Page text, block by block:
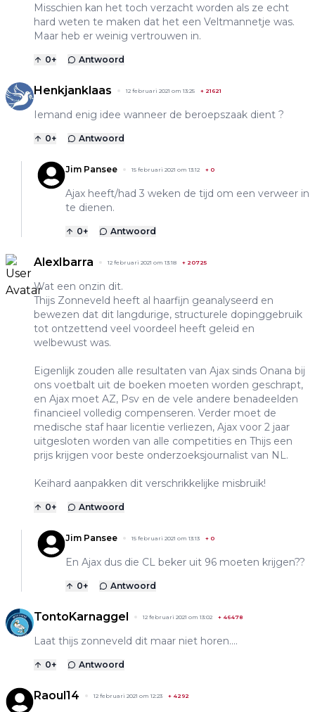
Misschien kan het toch verzacht worden als ze echt
hard weten te maken dat het een Veltmannetje was.
Maar heb er weinig vertrouwen in.
0+ Antwoord
Henkjanklaas 12 februari 2021 om 13:25 + 21621
Iemand enig idee wanneer de beroepszaak dient ?
0+ Antwoord
Jim Pansee 15 februari 2021 om 13:12 + 0
Ajax heeft/had 3 weken de tijd om een verweer in
te dienen.
0+ Antwoord
AlexIbarra 12 februari 2021 om 13:18 + 20725
Wat een onzin dit.
Thijs Zonneveld heeft al haarfijn geanalyseerd en
bewezen dat dit langdurige, structurele dopinggebruik
tot ontzettend veel voordeel heeft geleid en
welbewust was.
Eigenlijk zouden alle resultaten van Ajax sinds Onana bij
ons voetbalt uit de boeken moeten worden geschrapt,
en Ajax moet AZ, Psv en de vele andere benadeelden
financieel volledig compenseren. Verder moet de
medische staf haar licentie verliezen, Ajax voor 2 jaar
uitgesloten worden van alle competities en Thijs een
prijs krijgen voor beste onderzoeksjournalist van NL.
Keihard aanpakken dit verschrikkelijke misbruik!
0+ Antwoord
Jim Pansee 15 februari 2021 om 13:13 + 0
En Ajax dus die CL beker uit 96 moeten krijgen??
0+ Antwoord
TontoKarnaggel 12 februari 2021 om 13:02 + 46478
Laat thijs zonneveld dit maar niet horen....
0+ Antwoord
Raoul14 12 februari 2021 om 12:23 + 4292